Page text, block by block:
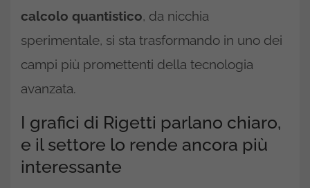
calcolo quantistico, da nicchia
sperimentale, si sta trasformando in uno dei
campi più promettenti della tecnologia
avanzata.
I grafici di Rigetti parlano chiaro,
e il settore lo rende ancora più
interessante